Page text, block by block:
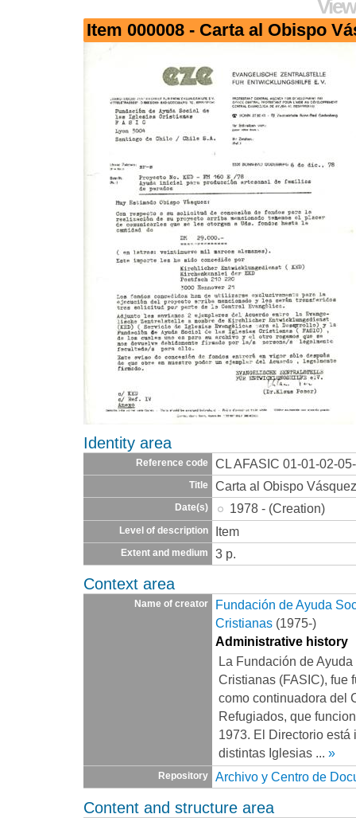
Item 000008 - Carta al Obispo
Identity area
Reference code CL AFASIC 01-01-02-
Title Carta al Obispo Vásquez
Date(s) 1978 - (Creation)
Level of description Item
Extent and medium 3 p.
Context area
Name of creator
Fundación de Ayuda
Cristianas (1975-)
Administrative history
La Fundación de
Cristianas (FASIC), fue
como continuadora del
Refugiados, que
1973. El Directorio está
distintas Iglesias ... »
Repository Archivo y Centro de
Content and structure area